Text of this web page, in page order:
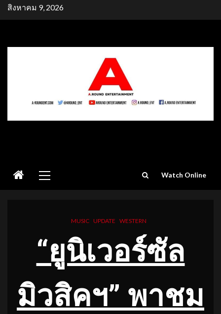
Skipสิงหาคม 9, 2026
Menu
Watch Online
MUSIC UPDATE WESTERN
“ยูนิเวอร์ซัล
มิวสิคฯ” พาชม